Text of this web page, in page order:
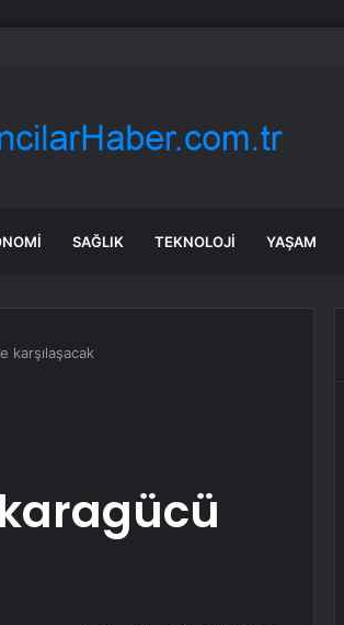
ele geçirildi
SAĞLIK TEKNOLOJI YAŞAM
karşılaşacak